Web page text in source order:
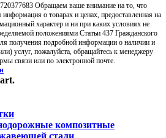
Обращаем ваше внимание на то, что
информация о товарах и ценах, предоставленная на
характер и ни при каких условиях не
положениями Статьи 437 Гражданского
получения подробной информации о наличии и
услуг, пожалуйста, обращайтесь к менеджеру
связи или по электронной почте.
композитные
стали